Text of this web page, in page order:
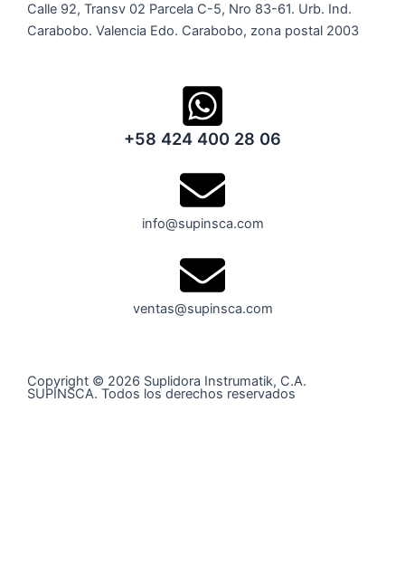
Calle 92, Transv 02 Parcela C-5, Nro 83-61. Urb. Ind.
Carabobo. Valencia Edo. Carabobo, zona postal 2003
+58 424 400 28 06
info@supinsca.com
ventas@supinsca.com
Copyright © 2026 Suplidora Instrumatik, C.A.
SUPINSCA. Todos los derechos reservados